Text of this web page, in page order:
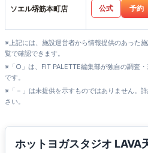
ソエル堺筋本町店 公式 予約
※上記には、施設運営者から情報提供のあった
覧で確認できます。
※「○」は、FIT PALETTE編集部が独自の調査
です。
※「－」は未提供を示すものではありません。
さい。
ホットヨガスタジオ LAVA